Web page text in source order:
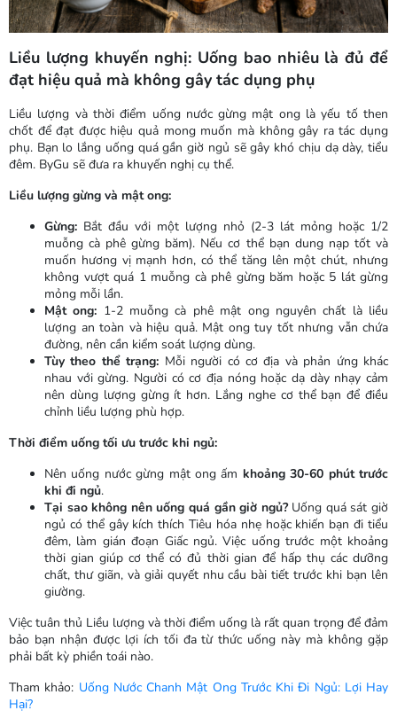
Liều lượng khuyến nghị: Uống bao nhiêu là đủ để
đạt hiệu quả mà không gây tác dụng phụ
Liều lượng và thời điểm uống nước gừng mật ong là yếu tố then
chốt để đạt được hiệu quả mong muốn mà không gây ra tác dụng
phụ. Bạn lo lắng uống quá gần giờ ngủ sẽ gây khó chịu dạ dày, tiểu
đêm. ByGu sẽ đưa ra khuyến nghị cụ thể.
Liều lượng gừng và mật ong:
Gừng: Bắt đầu với một lượng nhỏ (2-3 lát mỏng hoặc 1/2
muỗng cà phê gừng băm). Nếu cơ thể bạn dung nạp tốt và
muốn hương vị mạnh hơn, có thể tăng lên một chút, nhưng
không vượt quá 1 muỗng cà phê gừng băm hoặc 5 lát gừng
mỏng mỗi lần.
Mật ong: 1-2 muỗng cà phê mật ong nguyên chất là liều
lượng an toàn và hiệu quả. Mật ong tuy tốt nhưng vẫn chứa
đường, nên cần kiểm soát lượng dùng.
Tùy theo thể trạng: Mỗi người có cơ địa và phản ứng khác
nhau với gừng. Người có cơ địa nóng hoặc dạ dày nhạy cảm
nên dùng lượng gừng ít hơn. Lắng nghe cơ thể bạn để điều
chỉnh liều lượng phù hợp.
Thời điểm uống tối ưu trước khi ngủ:
Nên uống nước gừng mật ong ấm khoảng 30-60 phút trước
khi đi ngủ.
Tại sao không nên uống quá gần giờ ngủ?Uống quá sát giờ
ngủ có thể gây kích thích Tiêu hóa nhẹ hoặc khiến bạn đi tiểu
đêm, làm gián đoạn Giấc ngủ. Việc uống trước một khoảng
thời gian giúp cơ thể có đủ thời gian để hấp thụ các dưỡng
chất, thư giãn, và giải quyết nhu cầu bài tiết trước khi bạn lên
giường.
Việc tuân thủ Liều lượng và thời điểm uống là rất quan trọng để đảm
bảo bạn nhận được lợi ích tối đa từ thức uống này mà không gặp
phải bất kỳ phiền toái nào.
Tham khảo: Uống Nước Chanh Mật Ong Trước Khi Đi Ngủ: Lợi Hay
Hại?